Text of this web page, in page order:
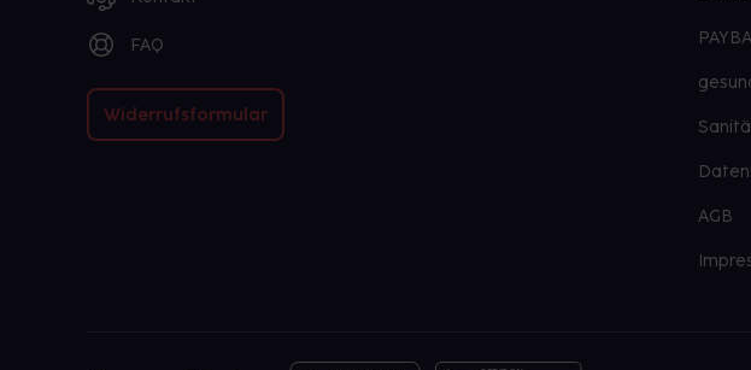
FAQ
Widerrufsformular
AGB